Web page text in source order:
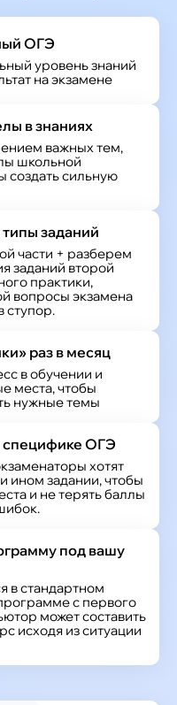
ОГЭ
уровень знаний
на экзамене
в знаниях
важных тем,
школьной
создать сильную
заданий
части + разберем
заданий второй
практики,
вопросы экзамена
ступор.
раз в месяц
в обучении и
места, чтобы
нужные темы
специфике ОГЭ
хотят
ином задании, чтобы
и не терять баллы
под вашу
в стандартном
с первого
может составить
исходя из ситуации